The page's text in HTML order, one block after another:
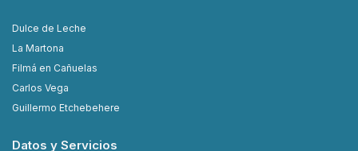
Dulce de Leche
La Martona
Filmá en Cañuelas
Carlos Vega
Guillermo Etchebehere
Datos y Servicios